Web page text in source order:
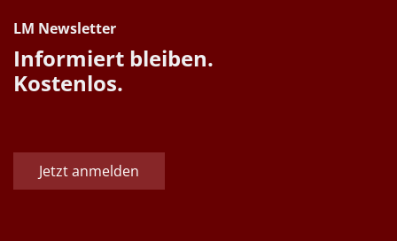
LM Newsletter
Informiert bleiben.
Kostenlos.
Jetzt anmelden